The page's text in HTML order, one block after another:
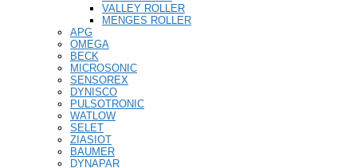
VALLEY ROLLER
MENGES ROLLER
APG
OMEGA
BECK
MICROSONIC
SENSOREX
DYNISCO
PULSOTRONIC
WATLOW
SELET
ZIASIOT
BAUMER
DYNAPAR